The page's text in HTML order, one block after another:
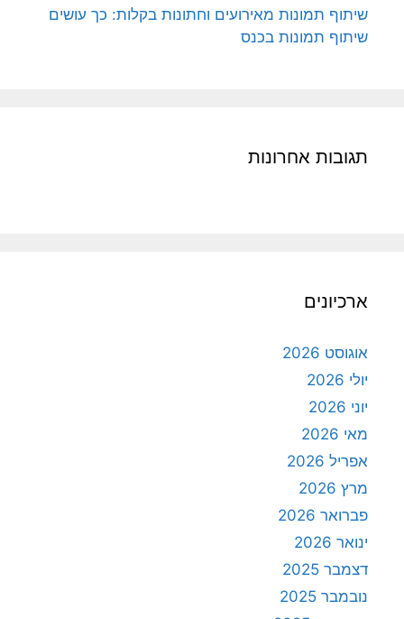
שיתוף תמונות מאירועים וחתונות בקלות: כך עושים
שיתוף תמונות בכנס
תגובות אחרונות
ארכיונים
אוגוסט 2026
יולי 2026
יוני 2026
מאי 2026
אפריל 2026
מרץ 2026
פברואר 2026
ינואר 2026
דצמבר 2025
נובמבר 2025